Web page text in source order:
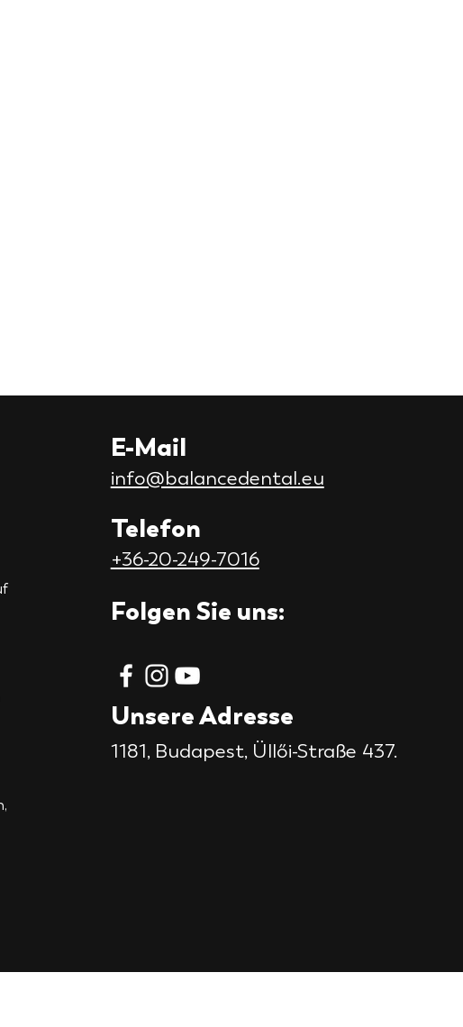
E-Mail
info@balancedental.eu
Telefon
+36-20-249-7016
Unsere Adresse
1181, Budapest, Üllői-Straße 437.
Folgen Sie uns: